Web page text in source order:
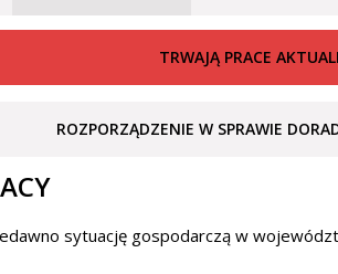
TRWAJĄ PRACE
ROZPORZĄDZENIE W SPRAWIE
sytuację gospodarczą w